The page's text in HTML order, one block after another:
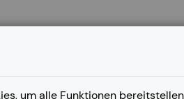
um alle Funktionen